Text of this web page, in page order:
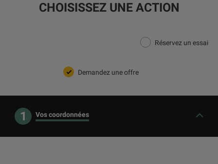
CHOISISSEZ UNE ACTION
Réservez un essai
Demandez une offre
1 Vos coordonnées